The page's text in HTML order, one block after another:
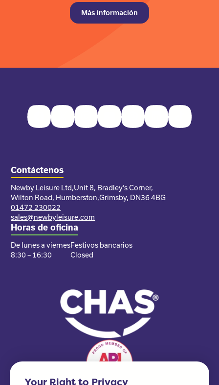
Más información
FacebookTwitter InstagramYoutubePinterestLinkedInTikTok
Contáctenos
Newby Leisure Ltd,Unit 8, Bradley’s Corner,
Wilton Road, Humberston,Grimsby, DN36 4BG
01472 230022
sales@newbyleisure.com
Horas de oficina
De lunes a viernes
8:30 – 16:30
Festivos bancarios
Closed
Your Right to Privacy